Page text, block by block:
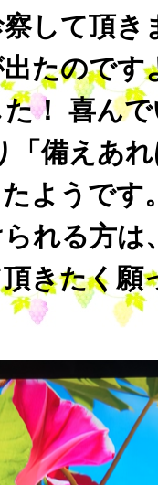
して頂
たのです
！ 喜ん
「備えあ
ようです
れる方は
きたく願